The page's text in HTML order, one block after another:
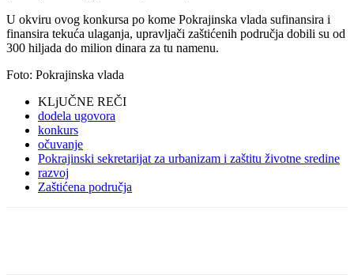
U okviru ovog konkursa po kome Pokrajinska vlada sufinansira i
finansira tekuća ulaganja, upravljači zaštićenih područja dobili su od
300 hiljada do milion dinara za tu namenu.
Foto: Pokrajinska vlada
KLjUČNE REČI
dodela ugovora
konkurs
očuvanje
Pokrajinski sekretarijat za urbanizam i zaštitu životne sredine
razvoj
Zaštićena područja